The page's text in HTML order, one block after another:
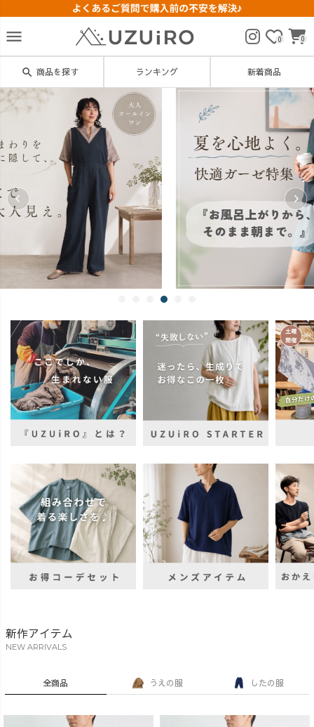
menu 0 0
search 商品を探す ランキング 新着商品
新作アイテム
NEW ARRIVALS
全商品 うえの服 したの服